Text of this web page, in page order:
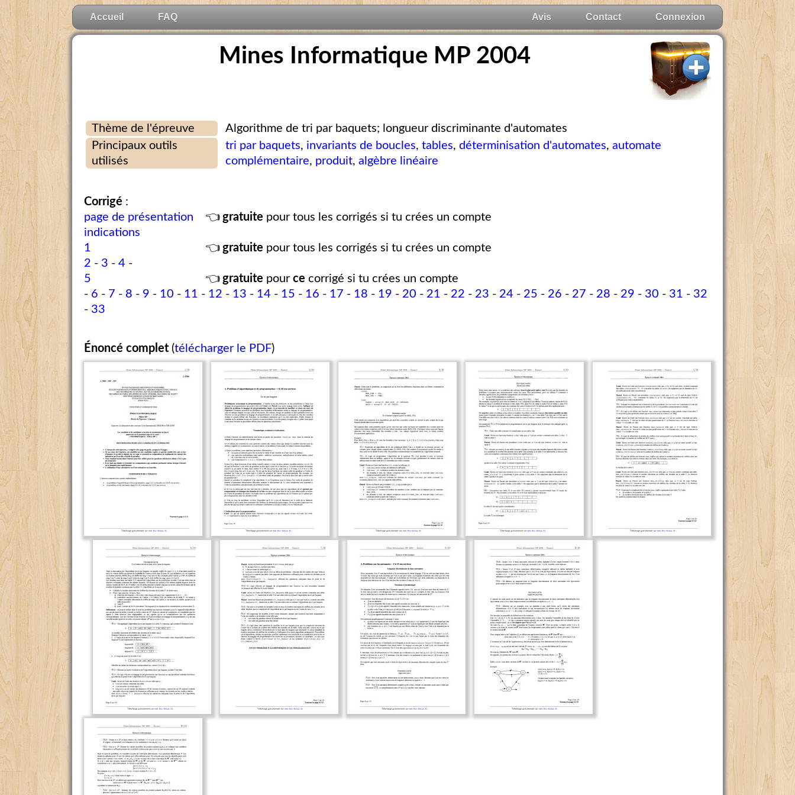
Accueil FAQ Connexion
Contact
Avis
Mines Informatique MP 2004
Thème de l'épreuve
Algorithme de tri par baquets; longueur discriminante d'automates
Principaux outils
utilisés
tri par baquets, invariants de boucles,tables,déterminisation d'automates,automate
complémentaire, produit,algèbre linéaire
Corrigé :
page de présentation
👈 gratuite pour tous les corrigés si tu crées un compte
indications
1
👈 gratuite pour tous les corrigés si tu crées un compte
2 - 3 - 4 -
5
👈 gratuite pour ce corrigé si tu crées un compte
- 6 - 7 - 8 - 9 - 10 - 11 - 12 - 13 - 14 - 15 - 16 - 17 - 18 - 19 - 20 - 21 - 22 - 23 - 24 - 25 - 26 - 27 - 28 - 29 - 30 - 31 - 32
- 33
Énoncé complet (télécharger le PDF)